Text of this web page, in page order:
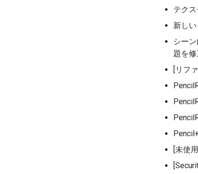
テク
新し
シー
題を修
[リフ
[未使